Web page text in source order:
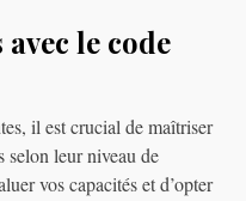
le code
il est crucial de maîtriser
selon leur niveau de
vos capacités et d’opter